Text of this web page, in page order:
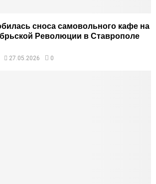
сноса самовольного кафе на
Революции в Ставрополе
27.05.2026 0